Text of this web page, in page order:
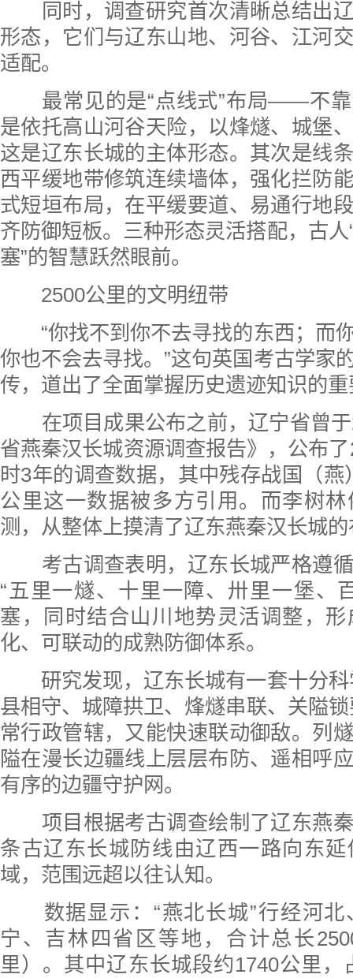
同时，调查研究首次清晰总结出辽
形态，它们与辽东山地、河谷、江河
适配。
最常见的是“点线式”布局——不靠
是依托高山河谷天险，以烽燧、城堡
这是辽东长城的主体形态。其次是线
西平缓地带修筑连续墙体，强化拦防
式短垣布局，在平缓要道、易通行地
齐防御短板。三种形态灵活搭配，古
塞”的智慧跃然眼前。
2500公里的文明纽带
“你找不到你不去寻找的东西；而
你也不会去寻找。”这句英国考古学家
传，道出了全面掌握历史遗迹知识的
在项目成果公布之前，辽宁省曾于
省燕秦汉长城资源调查报告》，公布
时3年的调查数据，其中残存战国（燕
公里这一数据被多方引用。而李树
测，从整体上摸清了辽东燕秦汉长城
考古调查表明，辽东长城严格遵循
“五里一燧、十里一障、卅里一堡、
塞，同时结合山川地势灵活调整，
化、可联动的成熟防御体系。
研究发现，辽东长城有一套十分科
县相守、城障拱卫、烽燧串联、关隘
常行政管辖，又能快速联动御敌。列
隘在漫长边疆线上层层布防、遥相呼
有序的边疆守护网。
项目根据考古调查绘制了辽东燕秦
条古辽东长城防线由辽西一路向东
域，范围远超以往认知。
数据显示：“燕北长城”行经河北
宁、吉林四省区等地，合计总长
里）。其中辽东长城段约1740公里，